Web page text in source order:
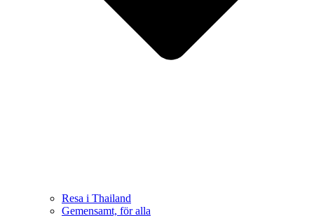
Resa i Thailand
Gemensamt, för alla